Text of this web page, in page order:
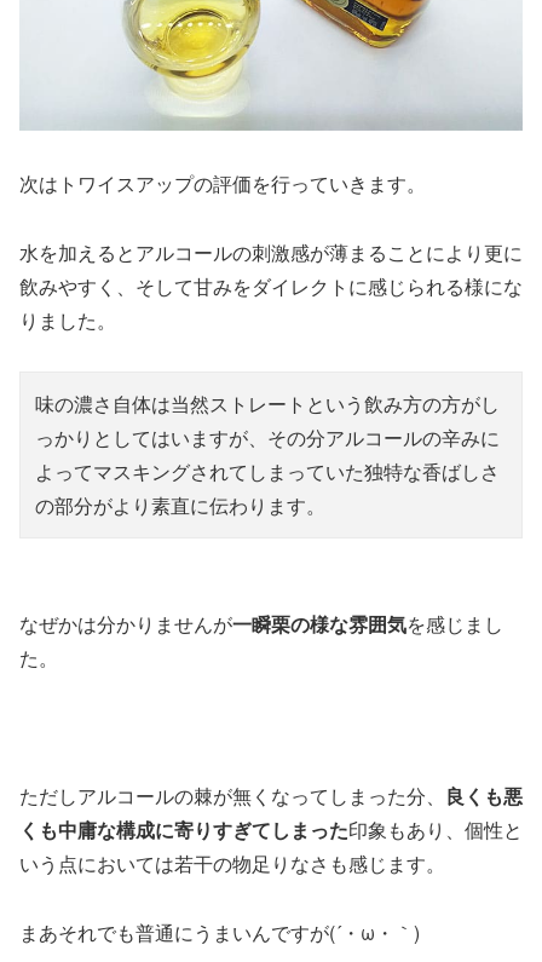
次はトワイスアップの評価を行っていきます。
水を加えるとアルコールの刺激感が薄まることにより更に
飲みやすく、そして甘みをダイレクトに感じられる様にな
りました。
味の濃さ自体は当然ストレートという飲み方の方がし
っかりとしてはいますが、その分アルコールの辛みに
よってマスキングされてしまっていた独特な香ばしさ
の部分がより素直に伝わります。
なぜかは分かりませんが一瞬栗の様な雰囲気を感じまし
た。
ただしアルコールの棘が無くなってしまった分、 良くも悪
くも中庸な構成に寄りすぎてしまった印象もあり、個性と
いう点においては若干の物足りなさも感じます。
まあそれでも普通にうまいんですが(´・ω・｀)